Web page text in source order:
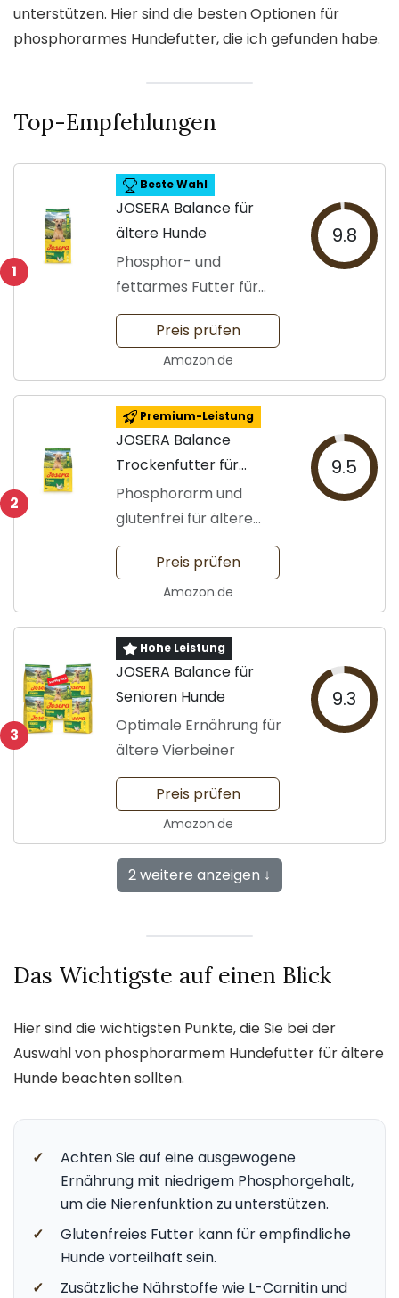
unterstützen. Hier sind die besten Optionen für
phosphorarmes Hundefutter, die ich gefunden habe.
Top-Empfehlungen
1
Beste Wahl
JOSERA Balance für
ältere Hunde
Phosphor- und
fettarmes Futter für
Senioren
9.8
Preis prüfen
Amazon.de
2
Premium-Leistung
JOSERA Balance
Trockenfutter für
Senioren
Phosphorarm und
glutenfrei für ältere
Hunde
9.5
Preis prüfen
Amazon.de
3
Hohe Leistung
JOSERA Balance für
Senioren Hunde
Optimale Ernährung für
ältere Vierbeiner
9.3
Preis prüfen
Amazon.de
2 weitere anzeigen ↓
Das Wichtigste auf einen Blick
Hier sind die wichtigsten Punkte, die Sie bei der
Auswahl von phosphorarmem Hundefutter für ältere
Hunde beachten sollten.
✓
Achten Sie auf eine ausgewogene
Ernährung mit niedrigem Phosphorgehalt,
um die Nierenfunktion zu unterstützen.
✓
Glutenfreies Futter kann für empfindliche
Hunde vorteilhaft sein.
✓
Zusätzliche Nährstoffe wie L-Carnitin und